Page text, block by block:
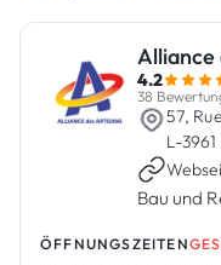
Sind Sie
Alliance
4.2
38
57,
L-
Bau und
ÖFFNUNGSZEITEN